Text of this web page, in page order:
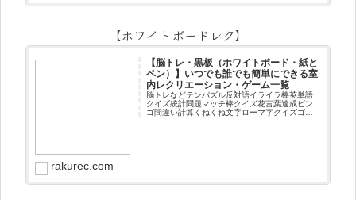
【ホワイトボードレク】
【脳トレ・黒板（ホワイトボード・紙と
ペン）】いつでも誰でも簡単にできる室
内レクリエーション・ゲーム一覧
脳トレなどテンパズル反対語イライラ棒英単語
クイズ統計問題マッチ棒クイズ花言葉達成ビン
ゴ間違い計算くねくね文字ローマ字クイズゴロ
rakurec.com